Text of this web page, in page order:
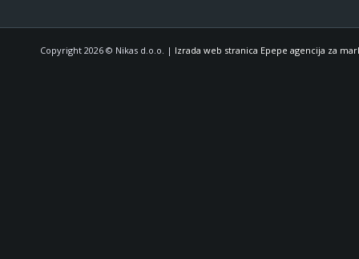
Copyright 2026 © Nikas d.o.o. | Izrada web stranica Epepe agencija za